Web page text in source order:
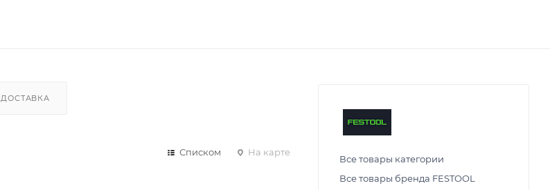
ДОСТАВКА
Списком На карте
Все товары категории
Все товары бренда FESTOOL